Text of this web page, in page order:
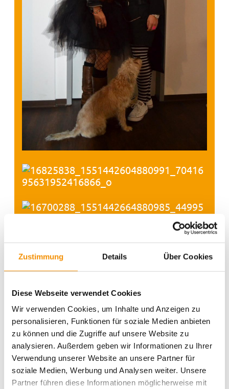
Zustimmung Details Über Cookies
Diese Webseite verwendet Cookies
Wir verwenden Cookies, um Inhalte und Anzeigen zu
personalisieren, Funktionen für soziale Medien anbieten
zu können und die Zugriffe auf unsere Website zu
analysieren. Außerdem geben wir Informationen zu Ihrer
Verwendung unserer Website an unsere Partner für
soziale Medien, Werbung und Analysen weiter. Unsere
Partner führen diese Informationen möglicherweise mit
Kölle Allaf – auf 2018!
Action Aktivitäten Aufführungen Belgisches
Viertel Burger Cafe christmas Cologne Drinks
einzigartig Entspannung Essen Essen für alle